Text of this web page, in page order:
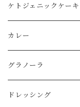
ケトジェニックケーキ
カレー
グラノーラ
ドレッシング